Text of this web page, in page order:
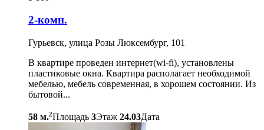
2-комн.
Гурьевск, улица Розы Люксембург, 101
В квартире проведен интернет(wi-fi), установлены
пластиковые окна. Квартира располагает необходимой
мебелью, мебель современная, в хорошем состоянии. Из
бытовой...
58 м.2Площадь 3Этаж 24.03Дата